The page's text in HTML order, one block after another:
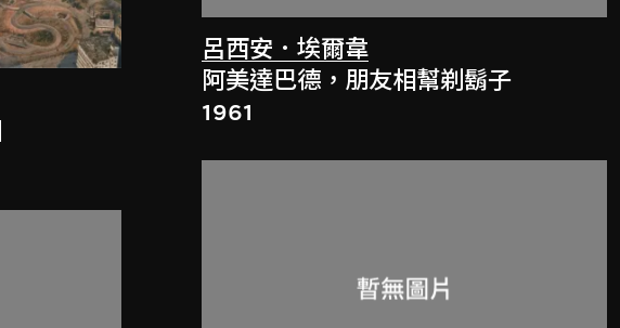
呂西安．埃爾韋
阿美達巴德，朋友相幫剃鬍子
1961